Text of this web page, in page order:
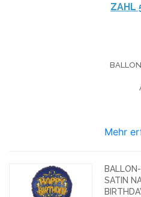
ZAHL
Mehr
SATIN